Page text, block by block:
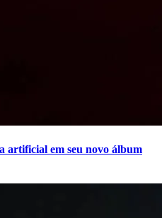
artificial em seu novo álbum